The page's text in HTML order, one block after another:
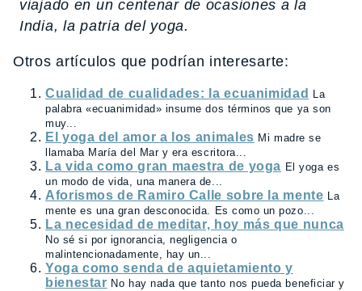
viajado en un centenar de ocasiones a la
India, la patria del yoga.
Otros artículos que podrían interesarte:
Cualidad de cualidades: la ecuanimidad
La
palabra «ecuanimidad» insume dos términos que ya son
muy...
El yoga del amor a los animales Mi madre se
llamaba María del Mar y era escritora...
La vida como gran maestra de yoga El yoga es
un modo de vida, una manera de...
Aforismos de Ramiro Calle sobre la mente La
mente es una gran desconocida. Es como un pozo...
La necesidad de meditar, hoy más que nunca
No sé si por ignorancia, negligencia o
malintencionadamente, hay un...
Yoga como senda de aquietamiento y
bienestar No hay nada que tanto nos pueda beneficiar y